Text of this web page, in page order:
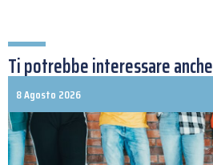
Ti potrebbe interessare anche
8 Agosto 2026